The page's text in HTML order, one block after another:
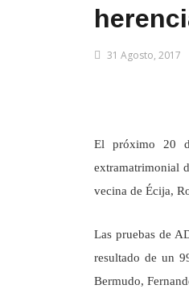
31 Agosto, 2017
El próximo 20
extramatrimonial
vecina de Écija,
Las pruebas de
resultado de un
Bermudo,